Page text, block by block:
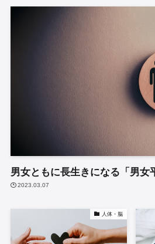
男女ともに長生きになる「男女
2023.03.07
人体・脳